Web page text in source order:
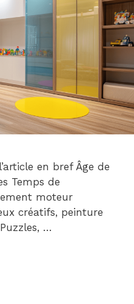
en bref Âge de
Temps de
moteur
créatifs, peinture
…